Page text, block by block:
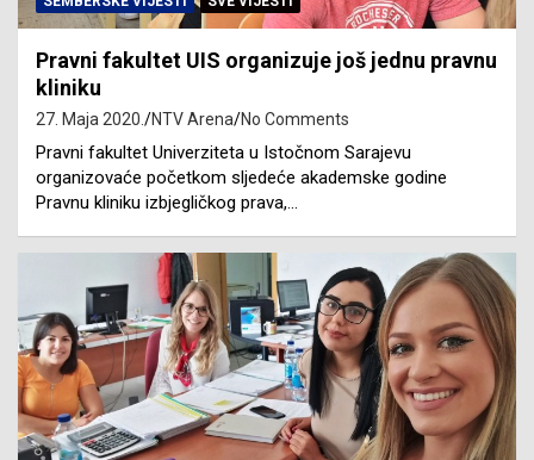
Pravni fakultet UIS organizuje još jednu pravnu
kliniku
27. Maja 2020. NTV Arena No Comments
Pravni fakultet Univerziteta u Istočnom Sarajevu
organizovaće početkom sljedeće akademske godine
Pravnu kliniku izbjegličkog prava,…